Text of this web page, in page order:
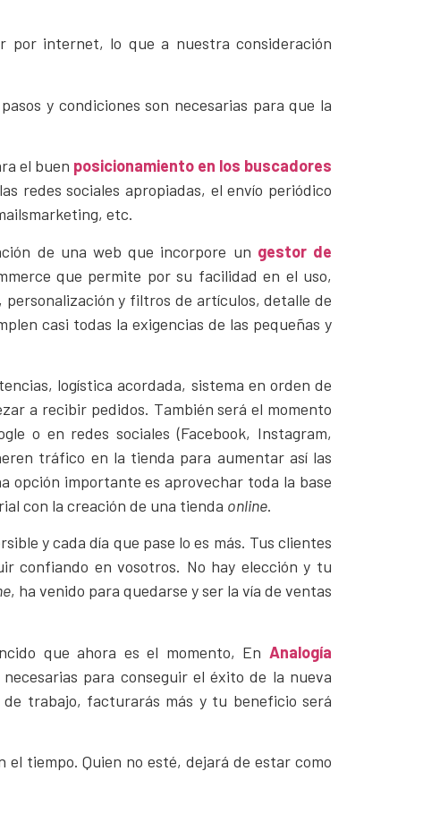
por internet, lo que a nuestra consideración
y condiciones son necesarias para que la
el buen posicionamiento en los buscadores
redes sociales apropiadas, el envío periódico
etc.
de una web que incorpore un gestor de
que permite por su facilidad en el uso,
y filtros de artículos, detalle de
casi todas la exigencias de las pequeñas y
logística acordada, sistema en orden de
a recibir pedidos. También será el momento
o en redes sociales (Facebook, Instagram,
tráfico en la tienda para aumentar así las
opción importante es aprovechar toda la base
con la creación de una tienda online.
y cada día que pase lo es más. Tus clientes
confiando en vosotros. No hay elección y tu
, ha venido para quedarse y ser la vía de ventas
que ahora es el momento, EnAnalogía
para conseguir el éxito de la nueva
trabajo, facturarás más y tu beneficio será
tiempo. Quien no esté, dejará de estar como